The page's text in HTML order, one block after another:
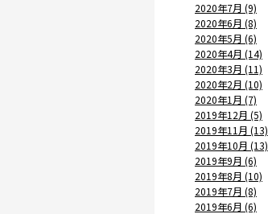
2020年7月 (9)
2020年6月 (8)
2020年5月 (6)
2020年4月 (14)
2020年3月 (11)
2020年2月 (10)
2020年1月 (7)
2019年12月 (5)
2019年11月 (13)
2019年10月 (13)
2019年9月 (6)
2019年8月 (10)
2019年7月 (8)
2019年6月 (6)